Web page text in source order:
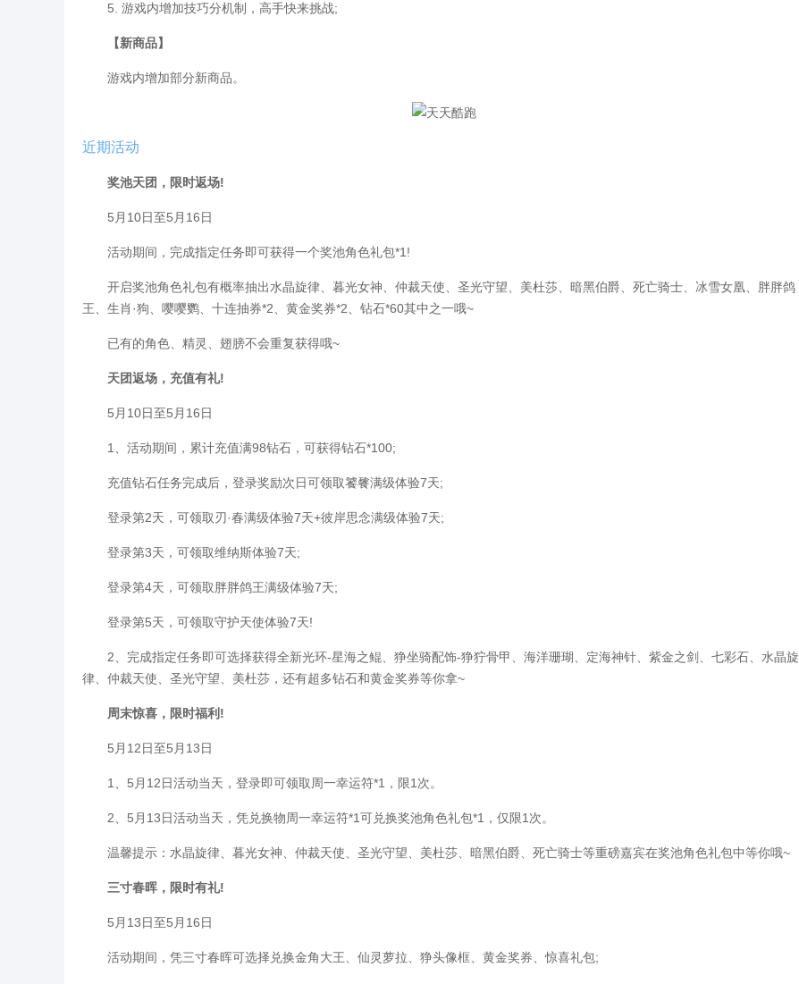
5. 游戏内增加技巧分机制，高手快来挑战;
【新商品】
游戏内增加部分新商品。
近期活动
奖池天团，限时返场!
5月10日至5月16日
活动期间，完成指定任务即可获得一个奖池角色礼包*1!
开启奖池角色礼包有概率抽出水晶旋律、暮光女神、仲裁天使、圣光守望、美杜莎、暗黑伯爵、死亡骑士、冰雪女凰、胖胖鸽
王、生肖·狗、嘤嘤鹦、十连抽券*2、黄金奖券*2、钻石*60其中之一哦~
已有的角色、精灵、翅膀不会重复获得哦~
天团返场，充值有礼!
5月10日至5月16日
1、活动期间，累计充值满98钻石，可获得钻石*100;
充值钻石任务完成后，登录奖励次日可领取饕餮满级体验7天;
登录第2天，可领取刃·春满级体验7天+彼岸思念满级体验7天;
登录第3天，可领取维纳斯体验7天;
登录第4天，可领取胖胖鸽王满级体验7天;
登录第5天，可领取守护天使体验7天!
2、完成指定任务即可选择获得全新光环-星海之鲲、狰坐骑配饰-狰狞骨甲、海洋珊瑚、定海神针、紫金之剑、七彩石、水晶旋
律、仲裁天使、圣光守望、美杜莎，还有超多钻石和黄金奖券等你拿~
周末惊喜，限时福利!
5月12日至5月13日
1、5月12日活动当天，登录即可领取周一幸运符*1，限1次。
2、5月13日活动当天，凭兑换物周一幸运符*1可兑换奖池角色礼包*1，仅限1次。
温馨提示：水晶旋律、暮光女神、仲裁天使、圣光守望、美杜莎、暗黑伯爵、死亡骑士等重磅嘉宾在奖池角色礼包中等你哦~
三寸春晖，限时有礼!
5月13日至5月16日
活动期间，凭三寸春晖可选择兑换金角大王、仙灵萝拉、狰头像框、黄金奖券、惊喜礼包;